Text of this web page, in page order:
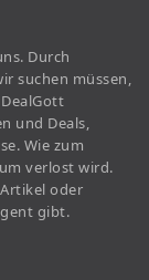
Durch
suchen müssen,
und Deals,
Wie zum
verlost wird.
oder
gibt.